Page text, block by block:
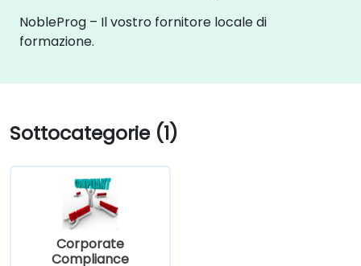
NobleProg – Il vostro fornitore locale di
formazione.
Sottocategorie (1)
Corporate
Compliance